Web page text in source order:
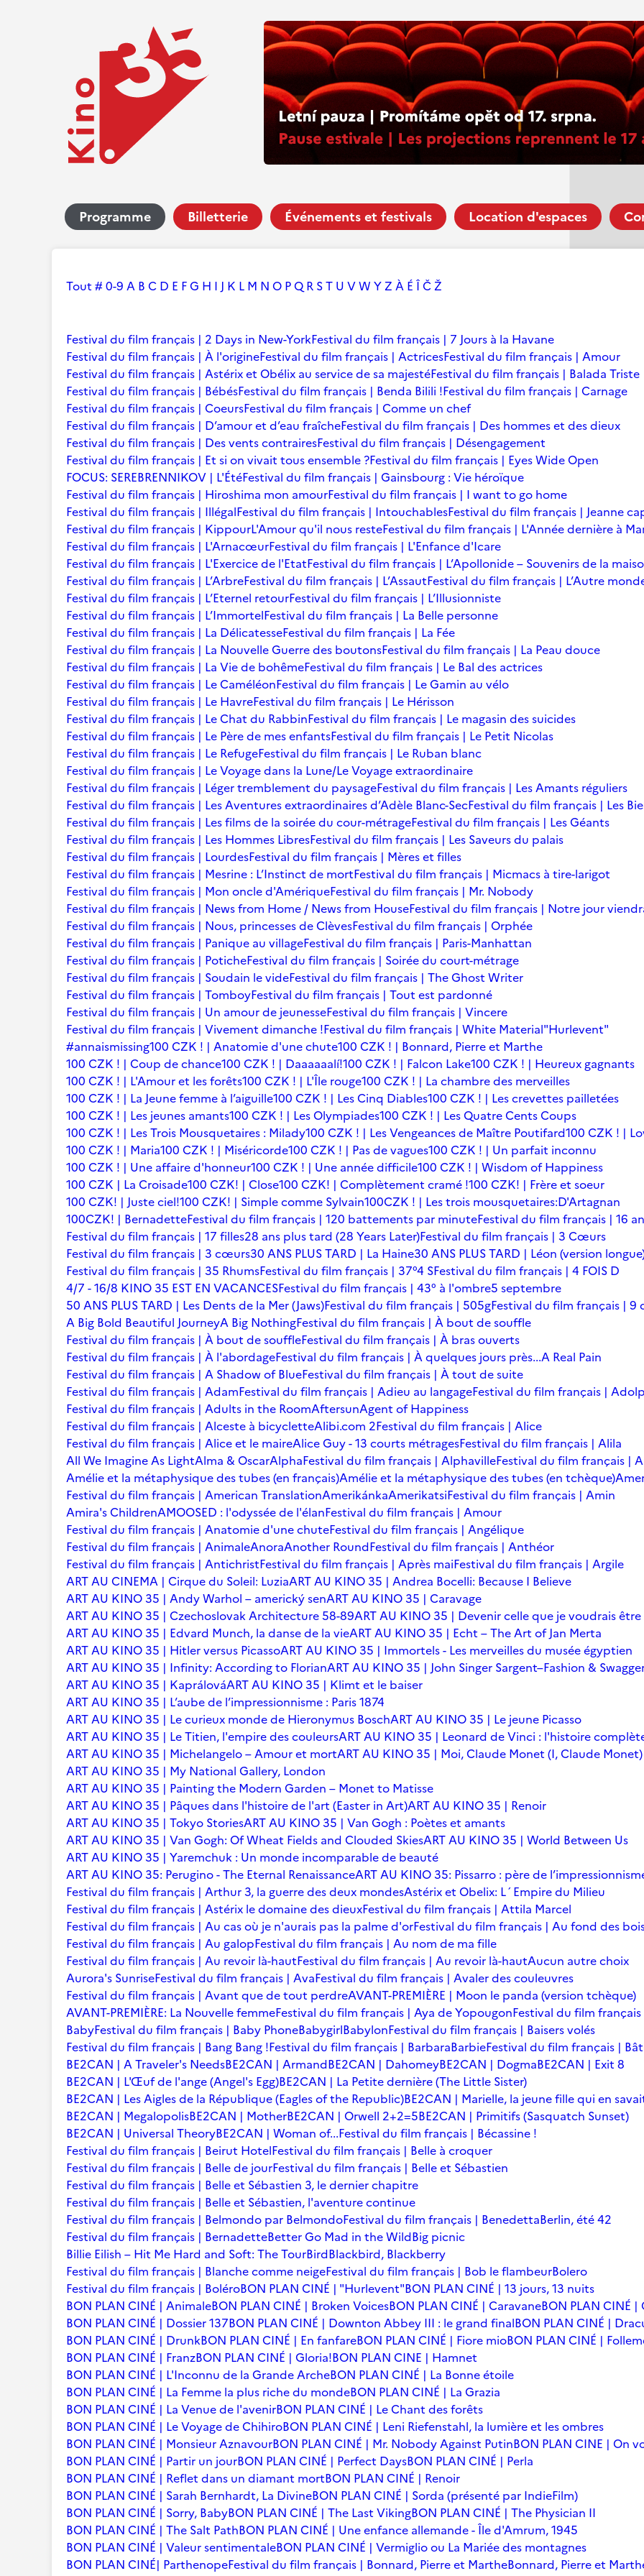
Programme Billetterie Événements et festivals Location d'espaces
Tout # 0-9 A B C D E FG H I J K L M N O PQ R ST U VW YZ À É ÎČŽ
Festival du film français | 2 Days in New-YorkFestival du film français | 7 Jours à la Havane
Festival du film français | À l'origineFestival du film français | ActricesFestival du film français | Amour
Festival du film français | Astérix et Obélix au service de sa majestéFestival du film français | Balada Triste
Festival du film français | BébésFestival du film français | Benda Bilili !Festival du film français | Carnage
Festival du film français | CoeursFestival du film français | Comme un chef
Festival du film français | D’amour et d’eau fraîcheFestival du film français | Des hommes et des dieux
Festival du film français | Des vents contrairesFestival du film français | Désengagement
Festival du film français | Et si on vivait tous ensemble ?Festival du film français | Eyes Wide Open
FOCUS: SEREBRENNIKOV | L'ÉtéFestival du film français | Gainsbourg : Vie héroïque
Festival du film français | Hiroshima mon amourFestival du film français | I want to go home
Festival du film français | IllégalFestival du film français | IntouchablesFestival du film français | Jeanne
Festival du film français | KippourL'Amour qu'il nous resteFestival du film français | L'Année dernière à
Festival du film français | L'ArnacœurFestival du film français | L'Enfance d'Icare
Festival du film français | L'Exercice de l'EtatFestival du film français | L’Apollonide – Souvenirs de la
Festival du film français | L’ArbreFestival du film français | L’AssautFestival du film français | L’Autre
Festival du film français | L’Eternel retourFestival du film français | L’Illusionniste
Festival du film français | L’ImmortelFestival du film français | La Belle personne
Festival du film français | La DélicatesseFestival du film français | La Fée
Festival du film français | La Nouvelle Guerre des boutonsFestival du film français | La Peau douce
Festival du film français | La Vie de bohêmeFestival du film français | Le Bal des actrices
Festival du film français | Le CaméléonFestival du film français | Le Gamin au vélo
Festival du film français | Le HavreFestival du film français | Le Hérisson
Festival du film français | Le Chat du RabbinFestival du film français | Le magasin des suicides
Festival du film français | Le Père de mes enfantsFestival du film français | Le Petit Nicolas
Festival du film français | Le RefugeFestival du film français | Le Ruban blanc
Festival du film français | Le Voyage dans la Lune/Le Voyage extraordinaire
Festival du film français | Léger tremblement du paysageFestival du film français | Les Amants réguliers
Festival du film français | Les Aventures extraordinaires d’Adèle Blanc-SecFestival du film français | Les
Festival du film français | Les films de la soirée du cour-métrageFestival du film français | Les Géants
Festival du film français | Les Hommes LibresFestival du film français | Les Saveurs du palais
Festival du film français | LourdesFestival du film français | Mères et filles
Festival du film français | Mesrine : L’Instinct de mortFestival du film français | Micmacs à tire-larigot
Festival du film français | Mon oncle d'AmériqueFestival du film français | Mr. Nobody
Festival du film français | News from Home / News from HouseFestival du film français | Notre jour
Festival du film français | Nous, princesses de ClèvesFestival du film français | Orphée
Festival du film français | Panique au villageFestival du film français | Paris-Manhattan
Festival du film français | PoticheFestival du film français | Soirée du court-métrage
Festival du film français | Soudain le videFestival du film français | The Ghost Writer
Festival du film français | TomboyFestival du film français | Tout est pardonné
Festival du film français | Un amour de jeunesseFestival du film français | Vincere
Festival du film français | Vivement dimanche !Festival du film français | White Material"Hurlevent"
#annaismissing100 CZK ! | Anatomie d'une chute100 CZK ! | Bonnard, Pierre et Marthe
100 CZK ! | Coup de chance100 CZK ! | Daaaaaalí!100 CZK ! | Falcon Lake100 CZK ! | Heureux gagnants
100 CZK ! | L'Amour et les forêts100 CZK ! | L'Île rouge100 CZK ! | La chambre des merveilles
100 CZK ! | La Jeune femme à l’aiguille100 CZK ! | Les Cinq Diables100 CZK ! | Les crevettes pailletées
100 CZK ! | Les jeunes amants100 CZK ! | Les Olympiades100 CZK ! | Les Quatre Cents Coups
100 CZK ! | Les Trois Mousquetaires : Milady100 CZK ! | Les Vengeances de Maître Poutifard100 CZK ! |
100 CZK ! | Maria100 CZK ! | Miséricorde100 CZK ! | Pas de vagues100 CZK ! | Un parfait inconnu
100 CZK ! | Une affaire d'honneur100 CZK ! | Une année difficile100 CZK ! | Wisdom of Happiness
100 CZK | La Croisade100 CZK! | Close100 CZK! | Complètement cramé !100 CZK! | Frère et soeur
100 CZK! | Juste ciel!100 CZK! | Simple comme Sylvain100CZK ! | Les trois mousquetaires:D'Artagnan
100CZK! | BernadetteFestival du film français | 120 battements par minuteFestival du film français | 16
Festival du film français | 17 filles28 ans plus tard (28 Years Later)Festival du film français | 3 Cœurs
Festival du film français | 3 cœurs30 ANS PLUS TARD | La Haine30 ANS PLUS TARD | Léon (version
Festival du film français | 35 RhumsFestival du film français | 37°4 SFestival du film français | 4 FOIS D
4/7 - 16/8 KINO 35 EST EN VACANCESFestival du film français | 43° à l'ombre5 septembre
50 ANS PLUS TARD | Les Dents de la Mer (Jaws)Festival du film français | 505gFestival du film français | 9
A Big Bold Beautiful JourneyA Big NothingFestival du film français | À bout de souffle
Festival du film français | À bout de souffleFestival du film français | À bras ouverts
Festival du film français | À l'abordageFestival du film français | À quelques jours près...A Real Pain
Festival du film français | A Shadow of BlueFestival du film français | À tout de suite
Festival du film français | AdamFestival du film français | Adieu au langageFestival du film français |
Festival du film français | Adults in the RoomAftersunAgent of Happiness
Festival du film français | Alceste à bicycletteAlibi.com 2Festival du film français | Alice
Festival du film français | Alice et le maireAlice Guy - 13 courts métragesFestival du film français | Alila
All We Imagine As LightAlma & OscarAlphaFestival du film français | AlphavilleFestival du film français |
Amélie et la métaphysique des tubes (en français)Amélie et la métaphysique des tubes (en tchèque)
Festival du film français | American TranslationAmerikánkaAmerikatsiFestival du film français | Amin
Amira's ChildrenAMOOSED : l'odyssée de l'élanFestival du film français | Amour
Festival du film français | Anatomie d'une chuteFestival du film français | Angélique
Festival du film français | AnimaleAnoraAnother RoundFestival du film français | Anthéor
Festival du film français | AntichristFestival du film français | Après maiFestival du film français | Argile
ART AU CINEMA | Cirque du Soleil: LuziaART AU KINO 35 | Andrea Bocelli: Because I Believe
ART AU KINO 35 | Andy Warhol – americký senART AU KINO 35 | Caravage
ART AU KINO 35 | Czechoslovak Architecture 58-89ART AU KINO 35 | Devenir celle que je voudrais être
ART AU KINO 35 | Edvard Munch, la danse de la vieART AU KINO 35 | Echt – The Art of Jan Merta
ART AU KINO 35 | Hitler versus PicassoART AU KINO 35 | Immortels - Les merveilles du musée égyptien
ART AU KINO 35 | Infinity: According to FlorianART AU KINO 35 | John Singer Sargent–Fashion &
ART AU KINO 35 | KaprálováART AU KINO 35 | Klimt et le baiser
ART AU KINO 35 | L’aube de l’impressionnisme : Paris 1874
ART AU KINO 35 | Le curieux monde de Hieronymus BoschART AU KINO 35 | Le jeune Picasso
ART AU KINO 35 | Le Titien, l'empire des couleursART AU KINO 35 | Leonard de Vinci : l'histoire
ART AU KINO 35 | Michelangelo – Amour et mortART AU KINO 35 | Moi, Claude Monet (I, Claude Monet)
ART AU KINO 35 | My National Gallery, London
ART AU KINO 35 | Painting the Modern Garden – Monet to Matisse
ART AU KINO 35 | Pâques dans l'histoire de l'art (Easter in Art)ART AU KINO 35 | Renoir
ART AU KINO 35 | Tokyo StoriesART AU KINO 35 | Van Gogh : Poètes et amants
ART AU KINO 35 | Van Gogh: Of Wheat Fields and Clouded SkiesART AU KINO 35 | World Between Us
ART AU KINO 35 | Yaremchuk : Un monde incomparable de beauté
ART AU KINO 35: Perugino - The Eternal RenaissanceART AU KINO 35: Pissarro : père de
Festival du film français | Arthur 3, la guerre des deux mondesAstérix et Obelix: L´Empire du Milieu
Festival du film français | Astérix le domaine des dieuxFestival du film français | Attila Marcel
Festival du film français | Au cas où je n'aurais pas la palme d'orFestival du film français | Au fond des
Festival du film français | Au galopFestival du film français | Au nom de ma fille
Festival du film français | Au revoir là-hautFestival du film français | Au revoir là-hautAucun autre choix
Aurora's SunriseFestival du film français | AvaFestival du film français | Avaler des couleuvres
Festival du film français | Avant que de tout perdreAVANT-PREMIÈRE | Moon le panda (version tchèque)
AVANT-PREMIÈRE: La Nouvelle femmeFestival du film français | Aya de YopougonFestival du film français
BabyFestival du film français | Baby PhoneBabygirlBabylonFestival du film français | Baisers volés
Festival du film français | Bang Bang !Festival du film français | BarbaraBarbieFestival du film français |
BE2CAN | A Traveler's NeedsBE2CAN | ArmandBE2CAN | DahomeyBE2CAN | DogmaBE2CAN | Exit 8
BE2CAN | L'Œuf de l'ange (Angel's Egg)BE2CAN | La Petite dernière (The Little Sister)
BE2CAN | Les Aigles de la République (Eagles of the Republic)BE2CAN | Marielle, la jeune fille qui en
BE2CAN | MegalopolisBE2CAN | MotherBE2CAN | Orwell 2+2=5BE2CAN | Primitifs (Sasquatch Sunset)
BE2CAN | Universal TheoryBE2CAN | Woman of...Festival du film français | Bécassine !
Festival du film français | Beirut HotelFestival du film français | Belle à croquer
Festival du film français | Belle de jourFestival du film français | Belle et Sébastien
Festival du film français | Belle et Sébastien 3, le dernier chapitre
Festival du film français | Belle et Sébastien, l'aventure continue
Festival du film français | Belmondo par BelmondoFestival du film français | BenedettaBerlin, été 42
Festival du film français | BernadetteBetter Go Mad in the WildBig picnic
Billie Eilish – Hit Me Hard and Soft: The TourBirdBlackbird, Blackberry
Festival du film français | Blanche comme neigeFestival du film français | Bob le flambeurBolero
Festival du film français | BoléroBON PLAN CINÉ | "Hurlevent"BON PLAN CINÉ | 13 jours, 13 nuits
BON PLAN CINÉ | AnimaleBON PLAN CINÉ | Broken VoicesBON PLAN CINÉ | CaravaneBON PLAN CINÉ
BON PLAN CINÉ | Dossier 137BON PLAN CINÉ | Downton Abbey III : le grand finalBON PLAN CINÉ |
BON PLAN CINÉ | DrunkBON PLAN CINÉ | En fanfareBON PLAN CINÉ | Fiore mioBON PLAN CINÉ |
BON PLAN CINÉ | FranzBON PLAN CINÉ | Gloria!BON PLAN CINE | Hamnet
BON PLAN CINÉ | L'Inconnu de la Grande ArcheBON PLAN CINÉ | La Bonne étoile
BON PLAN CINÉ | La Femme la plus riche du mondeBON PLAN CINÉ | La Grazia
BON PLAN CINÉ | La Venue de l'avenirBON PLAN CINÉ | Le Chant des forêts
BON PLAN CINÉ | Le Voyage de ChihiroBON PLAN CINÉ | Leni Riefenstahl, la lumière et les ombres
BON PLAN CINÉ | Monsieur AznavourBON PLAN CINÉ | Mr. Nobody Against PutinBON PLAN CINE | On
BON PLAN CINÉ | Partir un jourBON PLAN CINÉ | Perfect DaysBON PLAN CINÉ | Perla
BON PLAN CINÉ | Reflet dans un diamant mortBON PLAN CINÉ | Renoir
BON PLAN CINÉ | Sarah Bernhardt, La DivineBON PLAN CINÉ | Sorda (présenté par IndieFilm)
BON PLAN CINÉ | Sorry, BabyBON PLAN CINÉ | The Last VikingBON PLAN CINÉ | The Physician II
BON PLAN CINÉ | The Salt PathBON PLAN CINÉ | Une enfance allemande - Île d'Amrum, 1945
BON PLAN CINÉ | Valeur sentimentaleBON PLAN CINÉ | Vermiglio ou La Mariée des montagnes
BON PLAN CINÉ| ParthenopeFestival du film français | Bonnard, Pierre et MartheBonnard, Pierre et